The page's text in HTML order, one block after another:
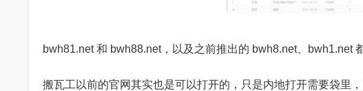
bwh81.net 和 bwh88.net，以及之前推出的 bwh8.net、bwh1.net
搬瓦工以前的官网其实也是可以打开的，只是内地打开需要袋里